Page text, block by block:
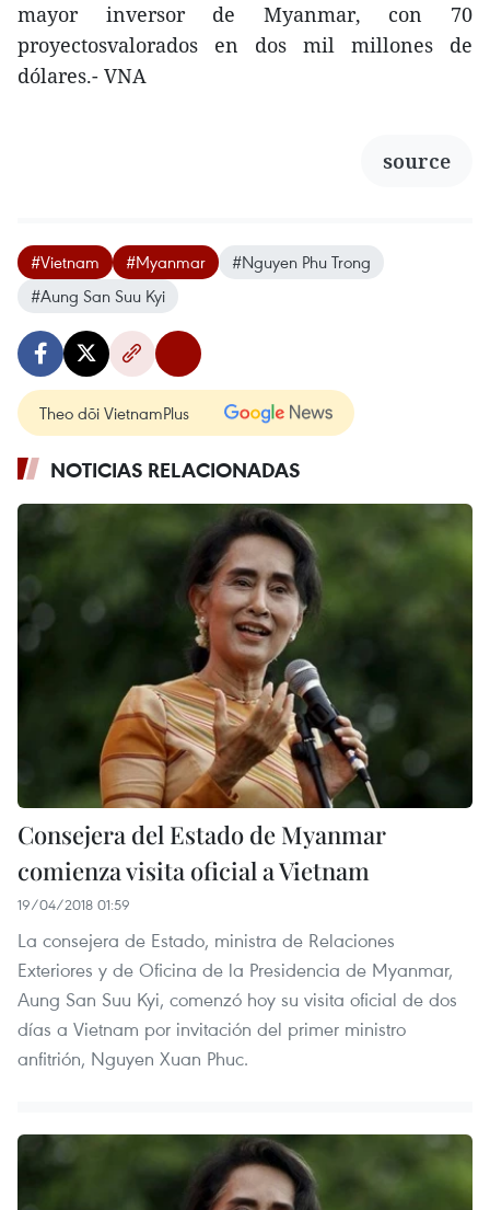
mayor inversor de Myanmar, con 70
proyectosvalorados en dos mil millones de
dólares.- VNA
source
#Vietnam #Myanmar
#Nguyen Phu Trong
#Aung San Suu Kyi
Theo dõi VietnamPlus
NOTICIAS RELACIONADAS
Consejera del Estado de Myanmar
comienza visita oficial a Vietnam
19/04/2018 01:59
La consejera de Estado, ministra de Relaciones
Exteriores y de Oficina de la Presidencia de Myanmar,
Aung San Suu Kyi, comenzó hoy su visita oficial de dos
días a Vietnam por invitación del primer ministro
anfitrión, Nguyen Xuan Phuc.